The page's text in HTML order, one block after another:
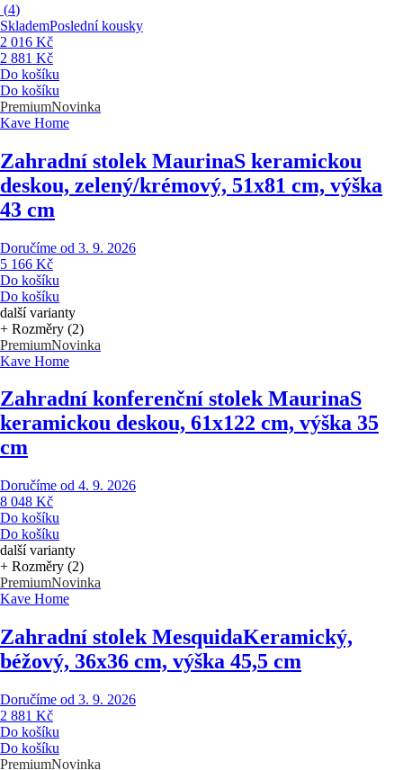
(4)
SklademPoslední kousky
2 016 Kč
2 881 Kč
Do košíku
Do košíku
PremiumNovinka
Kave Home
Zahradní stolek MaurinaS keramickou
deskou, zelený/krémový, 51x81 cm, výška
43 cm
Doručíme od 3. 9. 2026
5 166 Kč
Do košíku
Do košíku
další varianty
+ Rozměry (2)
PremiumNovinka
Kave Home
Zahradní konferenční stolek MaurinaS
keramickou deskou, 61x122 cm, výška 35
cm
Doručíme od 4. 9. 2026
8 048 Kč
Do košíku
Do košíku
další varianty
+ Rozměry (2)
PremiumNovinka
Kave Home
Zahradní stolek MesquidaKeramický,
béžový, 36x36 cm, výška 45,5 cm
Doručíme od 3. 9. 2026
2 881 Kč
Do košíku
Do košíku
PremiumNovinka